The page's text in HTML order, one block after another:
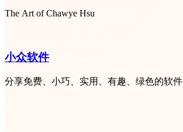
The Art of Chawye Hsu
小众软件
分享免费、小巧、实用、有趣、绿色的软件